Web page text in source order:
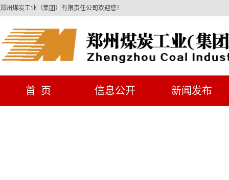
郑州煤炭工业（集团）有限责任公司欢迎您！
首 页 信息公开 新闻发布